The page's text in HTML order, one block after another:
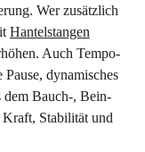
Wer zusätzlich
Hantelstangen
Auch Tempo-
dynamisches
dem Bauch-, Bein-
Stabilität und